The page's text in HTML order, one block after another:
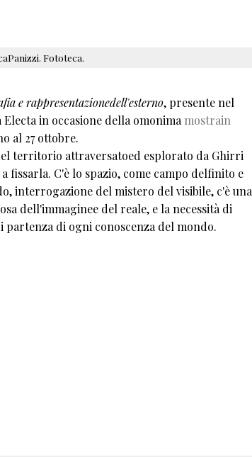
Fototeca.
e rappresentazionedell'esterno, presente nel
Electa in occasione della omonima mostrain
al 27 ottobre.
territorio attraversatoed esplorato da Ghirri
fissarla. C'è lo spazio, come campo delfinito e
interrogazione del mistero del visibile, c'è una
dell'immaginee del reale, e la necessità di
di ogni conoscenza del mondo.